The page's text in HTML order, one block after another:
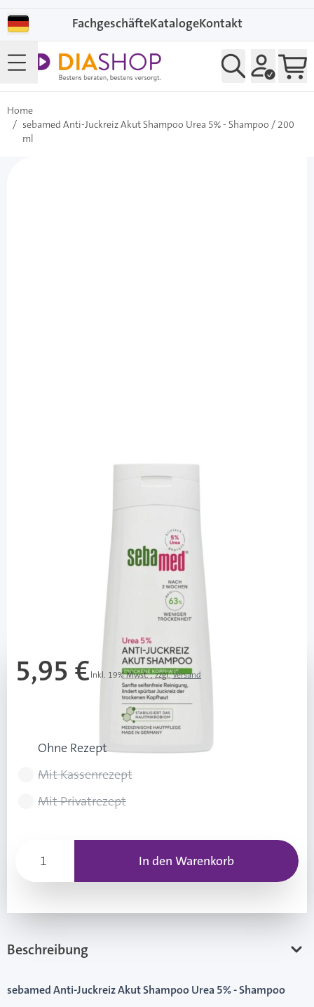
FachgeschäfteKatalogeKontakt
Home
/ sebamed Anti-Juckreiz Akut Shampoo Urea 5% - Shampoo / 200
ml
sebamed Anti-Juckreiz Akut Shampoo
Urea 5% - Shampoo / 200 ml
PZN: 19856666 / Diashop.de Kat.-Nr.116083
Lieferzeit 1-3 Werktage
5,95 €Inkl. 19% Mwst.,zzgl.Versand
Ohne Rezept
Mit Kassenrezept
Mit Privatrezept
In den Warenkorb
Beschreibung
sebamed Anti-Juckreiz Akut Shampoo Urea 5% - Shampoo